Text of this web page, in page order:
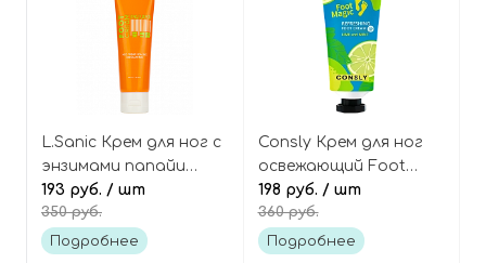
L.Sanic Крем для ног с
энзимами папайи
против шелушений и
натоптышей, Med
treat healing exfoliating
193 руб. / шт
350 руб.
Подробнее
Consly Крем для ног
освежающий Foot
magic refreshing foot
cream
198 руб. / шт
360 руб.
Подробнее